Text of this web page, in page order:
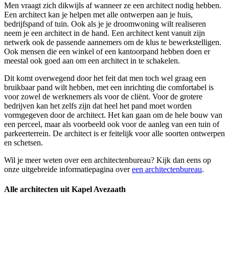
Men vraagt zich dikwijls af wanneer ze een architect nodig hebben.
Een architect kan je helpen met alle ontwerpen aan je huis,
bedrijfspand of tuin. Ook als je je droomwoning wilt realiseren
neem je een architect in de hand. Een architect kent vanuit zijn
netwerk ook de passende aannemers om de klus te bewerkstelligen.
Ook mensen die een winkel of een kantoorpand hebben doen er
meestal ook goed aan om een architect in te schakelen.
Dit komt overwegend door het feit dat men toch wel graag een
bruikbaar pand wilt hebben, met een inrichting die comfortabel is
voor zowel de werknemers als voor de cliënt. Voor de grotere
bedrijven kan het zelfs zijn dat heel het pand moet worden
vormgegeven door de architect. Het kan gaan om de hele bouw van
een perceel, maar als voorbeeld ook voor de aanleg van een tuin of
parkeerterrein. De architect is er feitelijk voor alle soorten ontwerpen
en schetsen.
Wil je meer weten over een architectenbureau? Kijk dan eens op
onze uitgebreide informatiepagina overeen architectenbureau.
Alle architecten uit Kapel Avezaath